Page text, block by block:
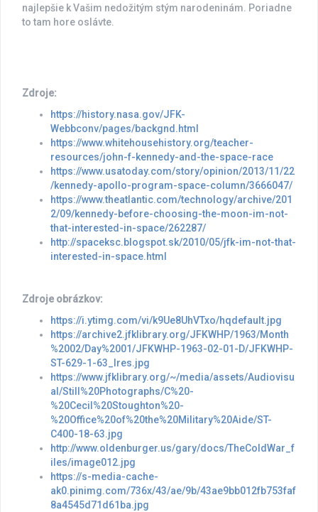
najlepšie k Vašim nedožitým stým narodeninám. Poriadne
to tam hore oslávte.
Zdroje:
https://history.nasa.gov/JFK-
Webbconv/pages/backgnd.html
https://www.whitehousehistory.org/teacher-
resources/john-f-kennedy-and-the-space-race
https://www.usatoday.com/story/opinion/2013/11/22
/kennedy-apollo-program-space-column/3666047/
https://www.theatlantic.com/technology/archive/201
2/09/kennedy-before-choosing-the-moon-im-not-
that-interested-in-space/262287/
http://spaceksc.blogspot.sk/2010/05/jfk-im-not-that-
interested-in-space.html
Zdroje obrázkov:
https://i.ytimg.com/vi/k9Ue8UhVTxo/hqdefault.jpg
https://archive2.jfklibrary.org/JFKWHP/1963/Month
%2002/Day%2001/JFKWHP-1963-02-01-D/JFKWHP-
ST-629-1-63_lres.jpg
https://www.jfklibrary.org/~/media/assets/Audiovisu
al/Still%20Photographs/C%20-
%20Cecil%20Stoughton%20-
%20Office%20of%20the%20Military%20Aide/ST-
C400-18-63.jpg
http://www.oldenburger.us/gary/docs/TheColdWar_f
iles/image012.jpg
https://s-media-cache-
ak0.pinimg.com/736x/43/ae/9b/43ae9bb012fb753faf
8a4545d71d61ba.jpg